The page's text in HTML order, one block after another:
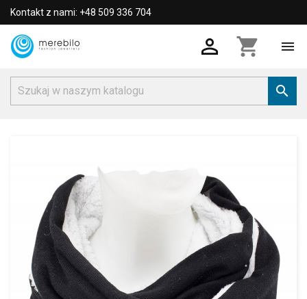
Kontakt z nami: +48 509 336 704
 shopping_cart 
